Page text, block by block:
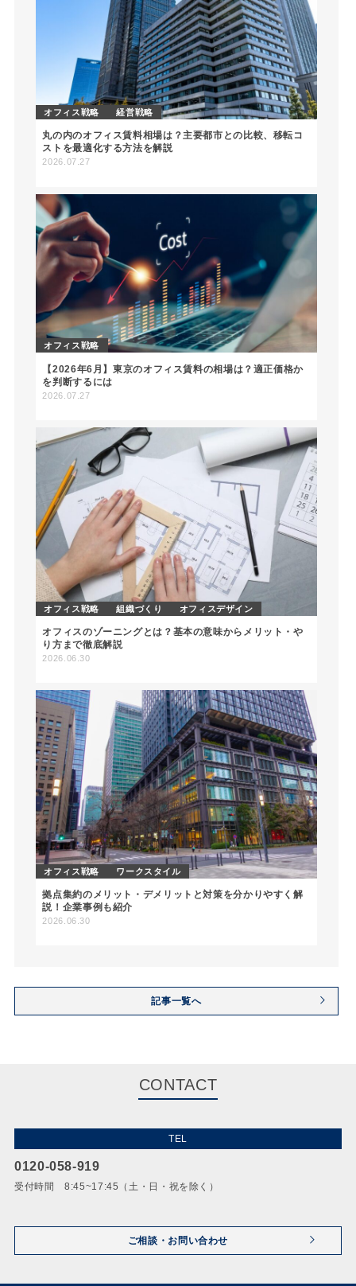
オフィス戦略 経営戦略
丸の内のオフィス賃料相場は？主要都市との比較、移転コ
ストを最適化する方法を解説
2026.07.27
オフィス戦略
【2026年6月】東京のオフィス賃料の相場は？適正価格か
を判断するには
2026.07.27
オフィス戦略 組織づくり オフィスデザイン
オフィスのゾーニングとは？基本の意味からメリット・や
り方まで徹底解説
2026.06.30
オフィス戦略 ワークスタイル
拠点集約のメリット・デメリットと対策を分かりやすく解
説！企業事例も紹介
2026.06.30
記事一覧へ
CONTACT
TEL
0120-058-919
受付時間 8:45~17:45（土・日・祝を除く）
ご相談・お問い合わせ